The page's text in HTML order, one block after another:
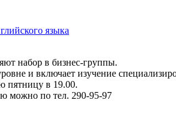
языка
набор в бизнес-группы.
и включает изучение
пятницу в 19.00.
можно по тел. 290-95-97